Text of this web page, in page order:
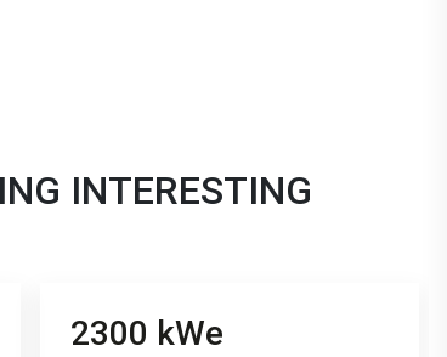
INTERESTING
2300 kWe